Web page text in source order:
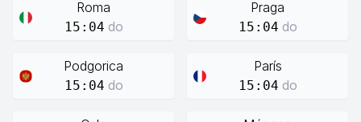
Roma
15:04 do
Praga
15:04 do
Podgorica
15:04 do
París
15:04 do